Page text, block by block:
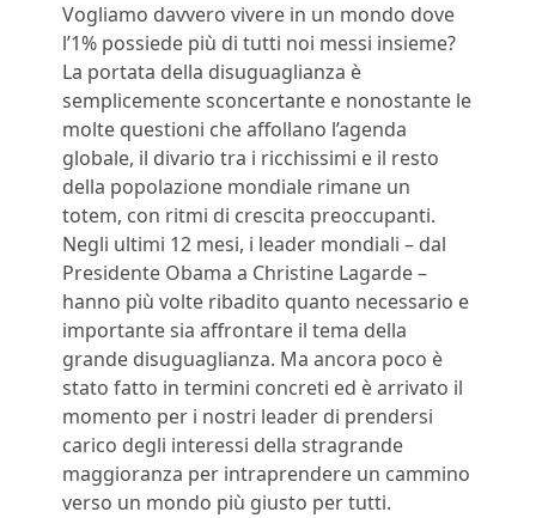
Vogliamo davvero vivere in un mondo dove
l’1% possiede più di tutti noi messi insieme?
La portata della disuguaglianza è
semplicemente sconcertante e nonostante le
molte questioni che affollano l’agenda
globale, il divario tra i ricchissimi e il resto
della popolazione mondiale rimane un
totem, con ritmi di crescita preoccupanti.
Negli ultimi 12 mesi, i leader mondiali – dal
Presidente Obama a Christine Lagarde –
hanno più volte ribadito quanto necessario e
importante sia affrontare il tema della
grande disuguaglianza. Ma ancora poco è
stato fatto in termini concreti ed è arrivato il
momento per i nostri leader di prendersi
carico degli interessi della stragrande
maggioranza per intraprendere un cammino
verso un mondo più giusto per tutti.